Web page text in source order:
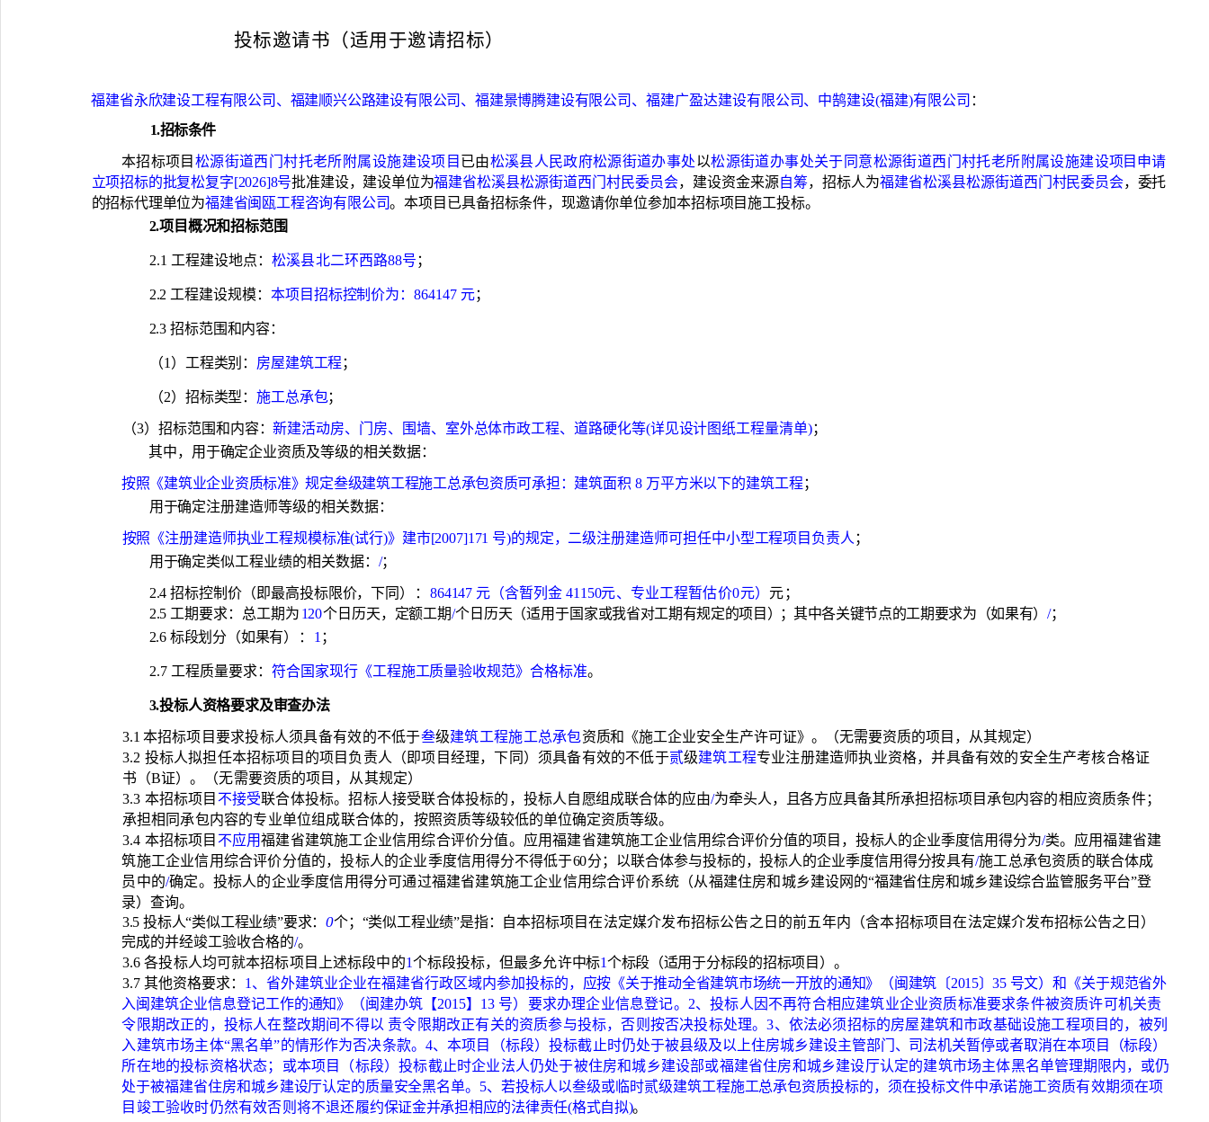
投标邀请书（适用于邀请招标）
福建省永欣建设工程有限公司、福建顺兴公路建设有限公司、福建景博腾建设有限公司、福建广盈达建设有限公司、中鹄建设(福建)有限公司 ：
1.招标条件
本招标项目 松源街道西门村托老所附属设施建设项目 已由松溪县人民政府松源街道办事处以松源街道办事处关于同意松源街道西门村托老所附属设施建设项目申请
立项招标的批复松复字[2026]8号批准建设，建设单位为福建省松溪县松源街道西门村民委员会， 建设资金来源自筹，招标人为福建省松溪县松源街道西门村民委员会，委托
的招标代理单位为福建省闽瓯工程咨询有限公司。本项目已具备招标条件，现邀请你单位参加本招标项目施工投标。
2.项目概况和招标范围
2.1 工程建设地点：松溪县北二环西路88号 ；
2.2 工程建设规模： 本项目招标控制价为：864147 元；
2.3 招标范围和内容：
（1）工程类别： 房屋建筑工程 ；
（2）招标类型：施工总承包；
（3）招标范围和内容：新建活动房、门房、围墙、室外总体市政工程、道路硬化等(详见设计图纸工程量清单)；
其中，用于确定企业资质及等级的相关数据：
按照《建筑业企业资质标准》规定叁级建筑工程施工总承包资质可承担：建筑面积 8 万平方米以下的建筑工程 ；
用于确定注册建造师等级的相关数据：
按照《注册建造师执业工程规模标准(试行)》建市[2007]171 号)的规定， 二级注册建造师可担任中小型工程项目负责人 ；
用于确定类似工程业绩的相关数据： /；
2.4 招标控制价（即最高投标限价，下同 ）： 864147 元（含暂列金 41150元、专业工程暂估价0元） 元；
2.5 工期要求：总工期为 120个日历天，定额工期/个日历天（适用于国家或我省对工期有规定的项目 ）；其中各关键节点的工期要求为（如果有）/；
2.6 标段划分（如果有）： 1 ；
2.7 工程质量要求： 符合国家现行《工程施工质量验收规范》合格标准。
3.投标人资格要求及审查办法
3.1 本招标项目要求投标人须具备有效的不低于叁级建筑工程施工总承包资质和《施工企业安全生产许可证》。（无需要资质的项目，从其规定）
3.2 投标人拟担任本招标项目的项目负责人（即项目经理，下同）须具备有效的不低于贰级建筑工程专业注册建造师执业资格，并具备有效的安全生产考核合格证
书（B证）。（无需要资质的项目，从其规定）
3.3 本招标项目 不接受联合体投标。招标人接受联合体投标的，投标人自 愿组成联合体的应由/为牵头人，且各方应具备其所承担招标项目承包内容的相应资质条件；
承担相同承包内容的专业单位组成联合体的，按照资质等级较低的单位确定资质等级。
3.4 本招标项目 不应用福建省建筑施工企业信用综合评价分值。应用福建省建筑施工企业信用综合评价分值的项目，投标人的企业季度信用得分为/类。应用福建省建
筑施工企业信用综合评价分值的，投标人的企业季度信用得分不得低于60分；以联合体参与投标的，投标人的企业季度信用得分按具有/施工总承包资质的联合体成
员中的/确定。投标人的企业季度信用得分可通过福建省建筑施工企业信用综合评价系统（从福建住房和城乡建设网的“福建省住房和城乡建设综合监管服务平台”登
录）查询。
3.5 投标人“类似工程业绩”要求：0个； “类似工程业绩”是指：自本招标项目在法定媒介发布招标公告之日的前五年内（含本招标项目在法定媒介发布招标公告之日）
完成的并经竣工验收合格的/。
3.6 各投标人均可就本招标项目上述标段中的1个标段投标，但最多允许中标1个标段（适用于分标段的招标项目）。
3.7 其他资格要求： 1、省外建筑业企业在福建省行政区域内参加投标的， 应按《关于推动全省建筑市场统一开放的通知》（闽建筑〔2015〕35 号文） 和《关于规范省外
入闽建筑企业信息登记工作的通知》（闽建办筑【2015】 13 号）要求办理企业信息登记。2、投标人因不再符合相应建筑业企业资质标准要求条件被资质许可机关责
令限期改正的，投标人在整改期间不得以 责令限期改正有关的资质参与投标，否则按否决投标处理。3、依法必须招标的房屋建筑和市政基础设施工程项目的，被列
入建筑市场主体“黑名单”的情形作为否决条款。4、本项目（标段）投标截止时仍处于被县级及以上住房城乡建设主管部门、司法机关暂停或者取消在本项目（标段）
所在地的投标资格状态；或本项目（标段）投标截止时企业法人仍处于被住房和城乡建设部或福建省住房和城乡建设厅认定的建筑市场主体黑名单管理期限内，或仍
处于被福建省住房和城乡建设厅认定的质量安全黑名单。 5、若投标人以叁级或临时贰级建筑工程施工总承包资质投标的，须在投标文件中承诺施工资质有效期须在项
目竣工验收时仍然有效否则将不退还履约保证金并承担相应的法律责任(格式自拟)。